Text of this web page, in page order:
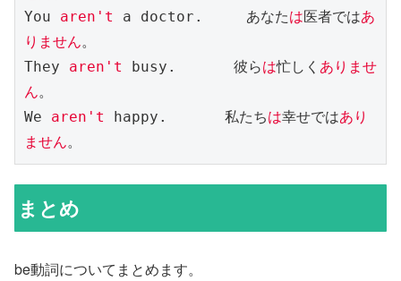
You aren't a doctor.　　　あなたは医者ではあ
りません。
They aren't busy.　　　　彼らは忙しく ありませ
ん。
We aren't happy.　　　　私たちは幸せではあり
ません
まとめ
be動詞についてまとめます。